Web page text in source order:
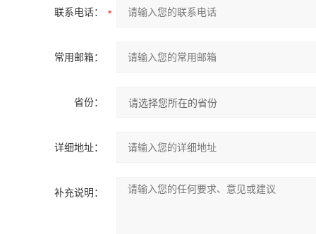
联系电话：
常用邮箱：
省份：
详细地址：
补充说明：